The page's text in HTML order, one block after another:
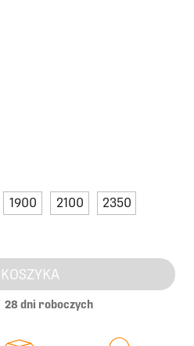
1900 2100 2350
28 dni roboczych